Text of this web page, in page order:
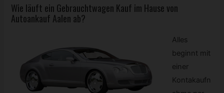
Wie läuft ein Gebrauchtwagen Kauf im Hause von
Autoankauf Aalen ab?
Alles
beginnt mit
einer
Kontakaufn